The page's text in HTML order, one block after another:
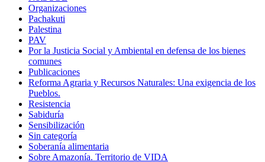
Organizaciones
Pachakuti
Palestina
PAV
Por la Justicia Social y Ambiental en defensa de los bienes
comunes
Publicaciones
Reforma Agraria y Recursos Naturales: Una exigencia de los
Pueblos.
Resistencia
Sabiduría
Sensibilización
Sin categoría
Soberanía alimentaria
Sobre Amazonía. Territorio de VIDA